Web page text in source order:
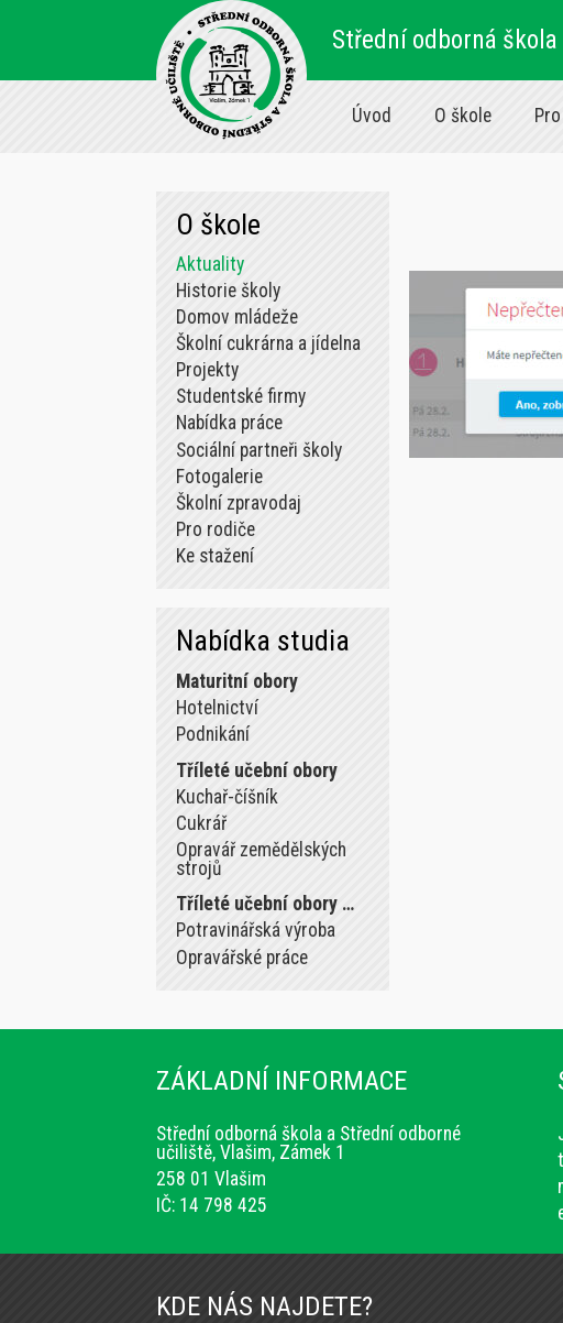
Střední odborná
Úvod O škole
O škole
Aktuality
Historie školy
Domov mládeže
Školní cukrárna a jídelna
Projekty
Studentské firmy
Nabídka práce
Sociální partneři školy
Fotogalerie
Školní zpravodaj
Pro rodiče
Ke stažení
Nabídka studia
Maturitní obory
Hotelnictví
Podnikání
Tříleté učební obory
Kuchař-číšník
Cukrář
Opravář zemědělských
strojů
Tříleté učební obory …
Potravinářská výroba
Opravářské práce
ZÁKLADNÍ INFORMACE
Střední odborná škola a Střední odborné
učiliště, Vlašim, Zámek 1
258 01 Vlašim
IČ: 14 798 425
KDE NÁS NAJDETE?